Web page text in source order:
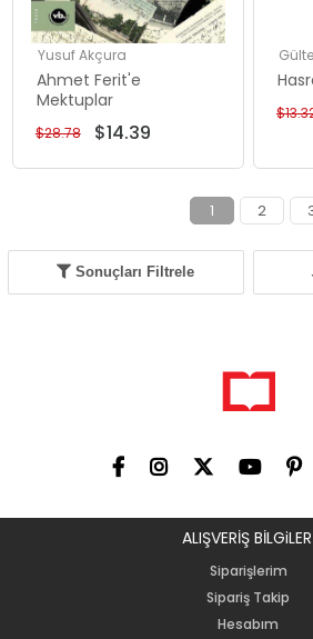
Yusuf Akçura
Ahmet Ferit'e
Mektuplar
$14.39
$28.78
1 2
Sonuçları Filtrele
ALIŞVERİŞ
Siparişlerim
Sipariş Takip
Hesabım